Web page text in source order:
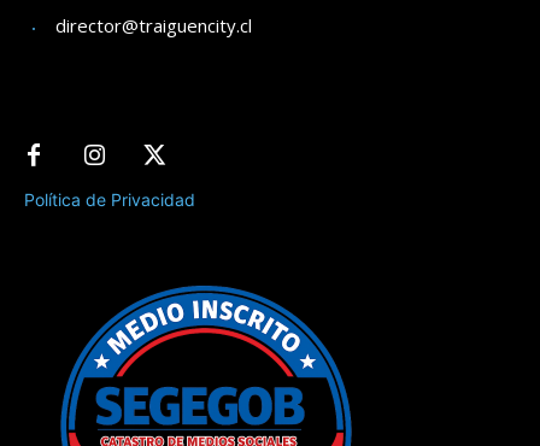
director@traiguencity.cl
Política de Privacidad